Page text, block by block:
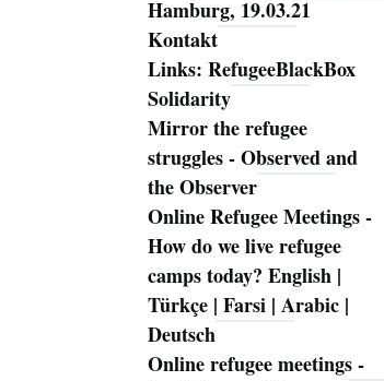
Hamburg, 19.03.21
Kontakt
Links: RefugeeBlackBox
Solidarity
Mirror the refugee
struggles - Observed and
the Observer
Online Refugee Meetings -
How do we live refugee
camps today? English |
Türkçe | Farsi | Arabic |
Deutsch
Online refugee meetings -